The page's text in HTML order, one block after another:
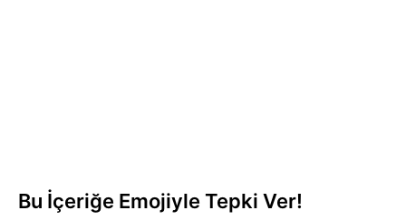
Bu İçeriğe Emojiyle Tepki Ver!